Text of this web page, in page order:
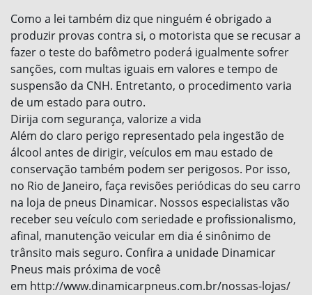
Como a lei também diz que ninguém é obrigado a
produzir provas contra si, o motorista que se recusar a
fazer o teste do bafômetro poderá igualmente sofrer
sanções, com multas iguais em valores e tempo de
suspensão da CNH. Entretanto, o procedimento varia
de um estado para outro.
Dirija com segurança, valorize a vida
Além do claro perigo representado pela ingestão de
álcool antes de dirigir, veículos em mau estado de
conservação também podem ser perigosos. Por isso,
no Rio de Janeiro, faça revisões periódicas do seu carro
na loja de pneus Dinamicar. Nossos especialistas vão
receber seu veículo com seriedade e profissionalismo,
afinal, manutenção veicular em dia é sinônimo de
trânsito mais seguro. Confira a unidade Dinamicar
Pneus mais próxima de você
em http://www.dinamicarpneus.com.br/nossas-lojas/